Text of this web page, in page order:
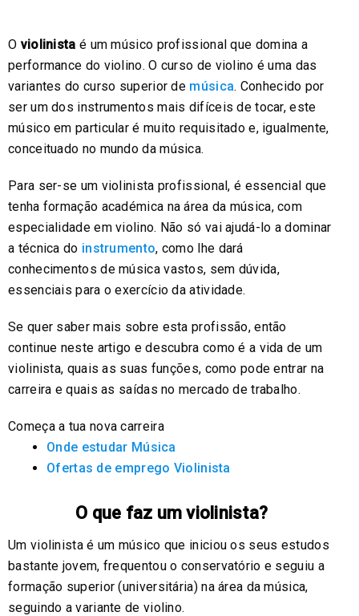
O violinista é um músico profissional que domina a
performance do violino. O curso de violino é uma das
variantes do curso superior de música. Conhecido por
ser um dos instrumentos mais difíceis de tocar, este
músico em particular é muito requisitado e, igualmente,
conceituado no mundo da música.
Para ser-se um violinista profissional, é essencial que
tenha formação académica na área da música, com
especialidade em violino. Não só vai ajudá-lo a dominar
a técnica do instrumento, como lhe dará
conhecimentos de música vastos, sem dúvida,
essenciais para o exercício da atividade.
Se quer saber mais sobre esta profissão, então
continue neste artigo e descubra como é a vida de um
violinista, quais as suas funções, como pode entrar na
carreira e quais as saídas no mercado de trabalho.
Começa a tua nova carreira
Onde estudar Música
Ofertas de emprego Violinista
O que faz um violinista?
Um violinista é um músico que iniciou os seus estudos
bastante jovem, frequentou o conservatório e seguiu a
formação superior (universitária) na área da música,
seguindo a variante de violino.